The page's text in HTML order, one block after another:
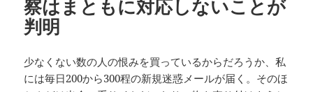
察はまともに対応しないことが
判明
少なくない数の人の恨みを買っているからだろうか、私
には毎日200から300程の新規迷惑メールが届く。そのほ